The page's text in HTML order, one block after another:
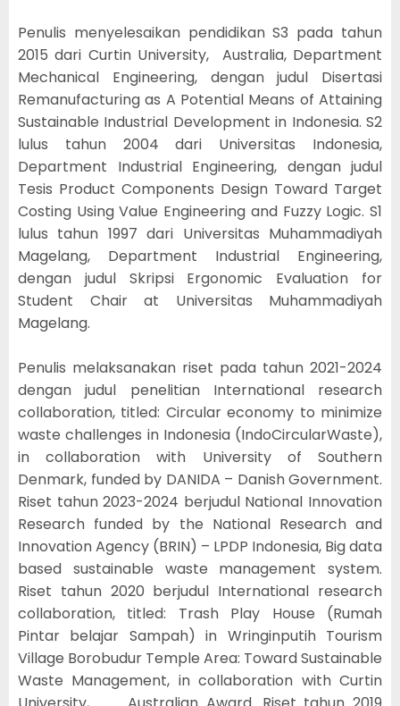
Penulis menyelesaikan pendidikan S3 pada tahun
2015 dari Curtin University, Australia, Department
Mechanical Engineering, dengan judul Disertasi
Remanufacturing as A Potential Means of Attaining
Sustainable Industrial Development in Indonesia. S2
lulus tahun 2004 dari Universitas Indonesia,
Department Industrial Engineering, dengan judul
Tesis Product Components Design Toward Target
Costing Using Value Engineering and Fuzzy Logic. S1
lulus tahun 1997 dari Universitas Muhammadiyah
Magelang, Department Industrial Engineering,
dengan judul Skripsi Ergonomic Evaluation for
Student Chair at Universitas Muhammadiyah
Magelang.
Penulis melaksanakan riset pada tahun 2021-2024
dengan judul penelitian International research
collaboration, titled: Circular economy to minimize
waste challenges in Indonesia (IndoCircularWaste),
in collaboration with University of Southern
Denmark, funded by DANIDA – Danish Government.
Riset tahun 2023-2024 berjudul National Innovation
Research funded by the National Research and
Innovation Agency (BRIN) – LPDP Indonesia, Big data
based sustainable waste management system.
Riset tahun 2020 berjudul International research
collaboration, titled: Trash Play House (Rumah
Pintar belajar Sampah) in Wringinputih Tourism
Village Borobudur Temple Area: Toward Sustainable
Waste Management, in collaboration with Curtin